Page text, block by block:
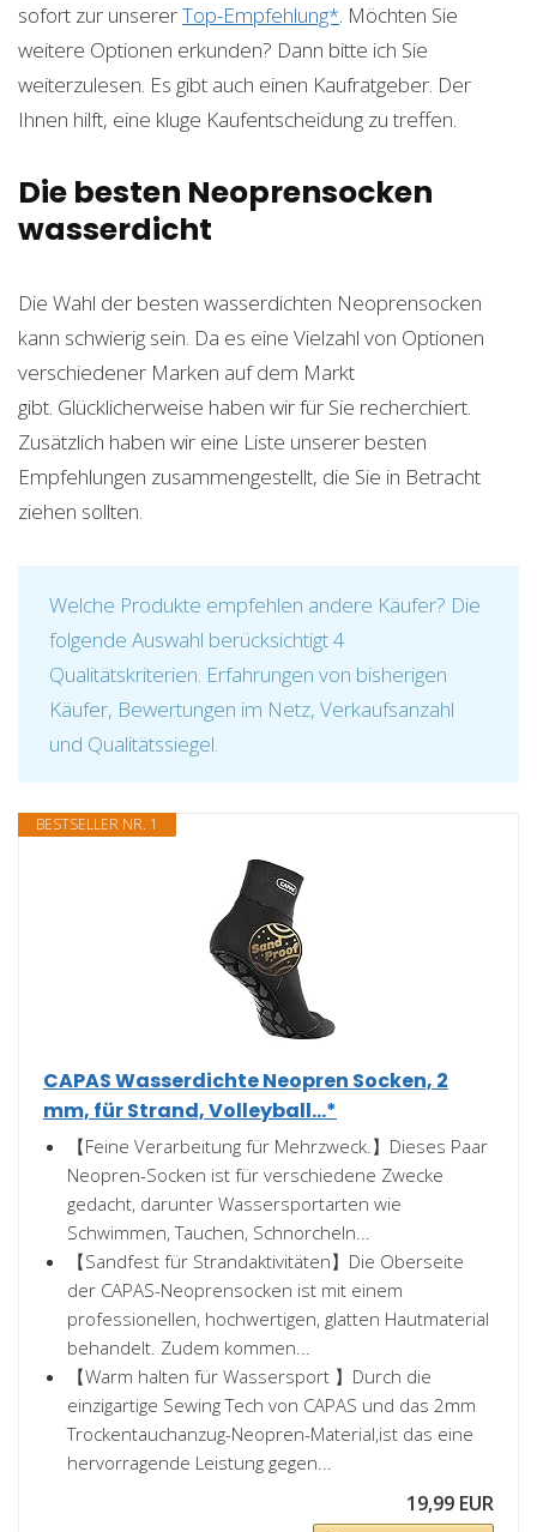
sofort zur unsererTop-Empfehlung*. Möchten Sie
weitere Optionen erkunden? Dann bitte ich Sie
weiterzulesen. Es gibt auch einen Kaufratgeber. Der
Ihnen hilft, eine kluge Kaufentscheidung zu treffen.
Die besten Neoprensocken
wasserdicht
Die Wahl der besten wasserdichten Neoprensocken
kann schwierig sein. Da es eine Vielzahl von Optionen
verschiedener Marken auf dem Markt
gibt. Glücklicherweise haben wir für Sie recherchiert.
Zusätzlich haben wir eine Liste unserer besten
Empfehlungen zusammengestellt, die Sie in Betracht
ziehen sollten.
Welche Produkte empfehlen andere Käufer? Die
folgende Auswahl berücksichtigt 4
Qualitätskriterien. Erfahrungen von bisherigen
Käufer, Bewertungen im Netz, Verkaufsanzahl
und Qualitätssiegel.
BESTSELLER NR. 1
CAPAS Wasserdichte Neopren Socken, 2
mm, für Strand, Volleyball...*
【Feine Verarbeitung für Mehrzweck.】Dieses Paar
Neopren-Socken ist für verschiedene Zwecke
gedacht, darunter Wassersportarten wie
Schwimmen, Tauchen, Schnorcheln...
【Sandfest für Strandaktivitäten】Die Oberseite
der CAPAS-Neoprensocken ist mit einem
professionellen, hochwertigen, glatten Hautmaterial
behandelt. Zudem kommen...
【Warm halten für Wassersport 】Durch die
einzigartige Sewing Tech von CAPAS und das 2mm
Trockentauchanzug-Neopren-Material,ist das eine
hervorragende Leistung gegen...
19,99 EUR